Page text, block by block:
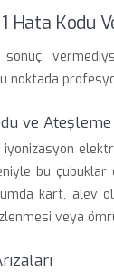
Hata Kodu
noktada
ve Ateşleme
bu
kart, alev
veya